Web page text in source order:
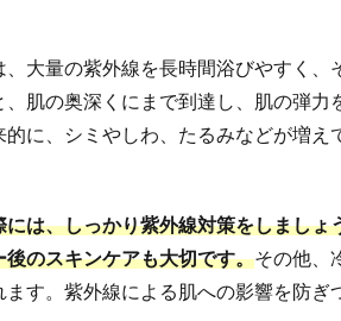
、大量の紫外線を長時間浴びやすく
、肌の奥深くにまで到達し、肌の弾
的に、シミやしわ、たるみなどが増
には、しっかり紫外線対策をしまし
後のスキンケアも大切です。その他、
ます。紫外線による肌への影響を防ぎ